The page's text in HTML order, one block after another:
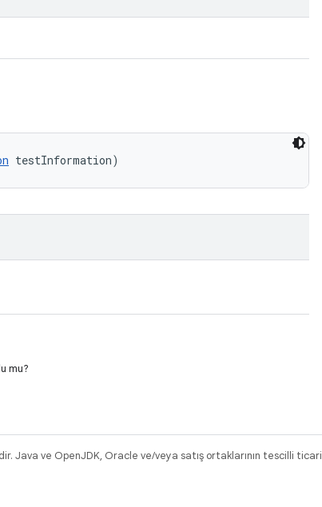
testInformation)
mu?
Java ve OpenJDK, Oracle ve/veya satış ortaklarının tescilli ticari